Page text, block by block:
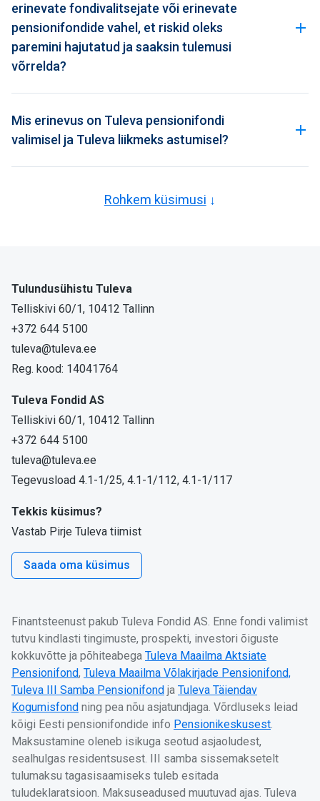
erinevate fondivalitsejate või erinevate
pensionifondide vahel, et riskid oleks
paremini hajutatud ja saaksin tulemusi
võrrelda?
Mis erinevus on Tuleva pensionifondi
valimisel ja Tuleva liikmeks astumisel?
Rohkem küsimusi
Tulundusühistu Tuleva
Telliskivi 60/1, 10412 Tallinn
+372 644 5100
tuleva@tuleva.ee
Reg. kood: 14041764
Tuleva Fondid AS
Telliskivi 60/1, 10412 Tallinn
+372 644 5100
tuleva@tuleva.ee
Tegevusload 4.1-1/25, 4.1-1/112, 4.1-1/117
Tekkis küsimus?
Vastab Pirje Tuleva tiimist
Saada oma küsimus
Finantsteenust pakub Tuleva Fondid AS. Enne fondi valimist
tutvu kindlasti tingimuste, prospekti, investori õiguste
kokkuvõtte ja põhiteabega Tuleva Maailma Aktsiate
Pensionifond, Tuleva Maailma Võlakirjade Pensionifond,
Tuleva III Samba Pensionifond ja Tuleva Täiendav
Kogumisfond ning pea nõu asjatundjaga. Võrdluseks leiad
kõigi Eesti pensionifondide info Pensionikeskusest.
Maksustamine oleneb isikuga seotud asjaoludest,
sealhulgas residentsusest. III samba sissemaksetelt
tulumaksu tagasisaamiseks tuleb esitada
tuludeklaratsioon. Maksuseadused muutuvad ajas. Tuleva